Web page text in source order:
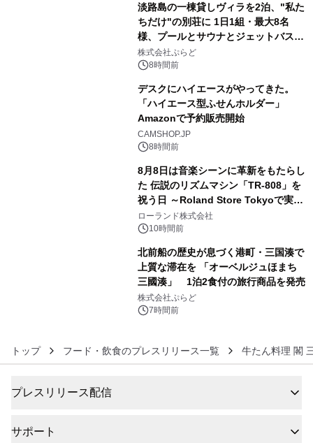
淡路島の一棟貸しヴィラを2泊、"私た
ちだけ"の別荘に 1日1組・最大8名
様、プールとサウナとジェットバス付
きで Villa Mon Temps AWAJIの連泊
素泊りプラン
株式会社ぷらど
8時間前
デスクにハイエースがやってきた。
「ハイエース型ふせんホルダー」
Amazonで予約販売開始
CAMSHOP.JP
8時間前
8月8日は音楽シーンに革新をもたらし
た 伝説のリズムマシン「TR-808」を
祝う日 ～Roland Store Tokyoで実機
を展示しての 記念キャンペーンを開
催 英国ラジオ「NTS」の 特別プログ
アーティストを フィーチャーしたアニ
メーションを公開～
ローランド株式会社
10時間前
北前船の歴史が息づく港町・三国湊で
上質な滞在を 「オーベルジュほまち
三國湊」 1泊2食付の旅行商品を発売
株式会社ぷらど
7時間前
トップ フード・飲食のプレスリリース一覧 牛たん料理 閣
プレスリリース配信
サポート